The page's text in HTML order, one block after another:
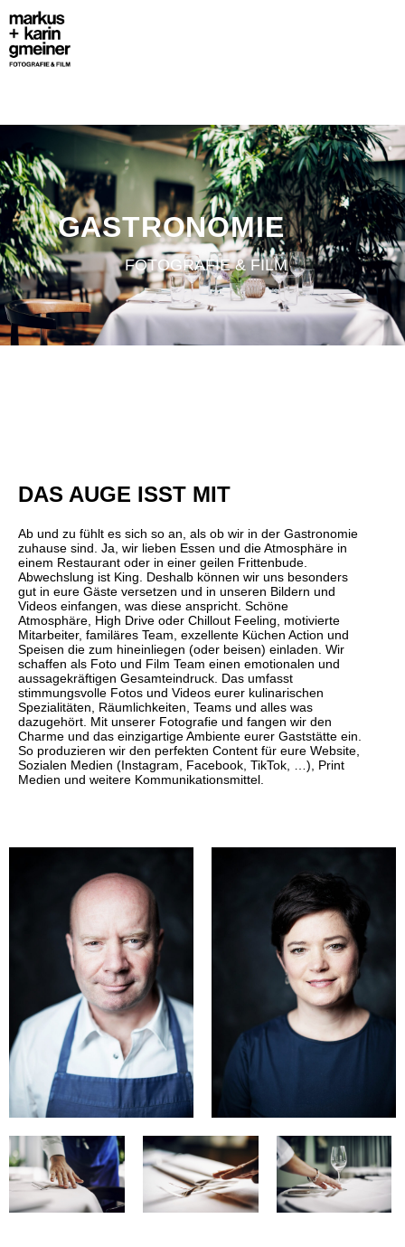
GASTRONOMIE
FOTOGRAFIE & FILM
DAS AUGE ISST MIT
Ab und zu fühlt es sich so an, als ob wir in der Gastronomie
zuhause sind. Ja, wir lieben Essen und die Atmosphäre in
einem Restaurant oder in einer geilen Frittenbude.
Abwechslung ist King. Deshalb können wir uns besonders
gut in eure Gäste versetzen und in unseren Bildern und
Videos einfangen, was diese anspricht. Schöne
Atmosphäre, High Drive oder Chillout Feeling, motivierte
Mitarbeiter, familäres Team, exzellente Küchen Action und
Speisen die zum hineinliegen (oder beisen) einladen. Wir
schaffen als Foto und Film Team einen emotionalen und
aussagekräftigen Gesamteindruck. Das umfasst
stimmungsvolle Fotos und Videos eurer kulinarischen
Spezialitäten, Räumlichkeiten, Teams und alles was
dazugehört. Mit unserer Fotografie und fangen wir den
Charme und das einzigartige Ambiente eurer Gaststätte ein.
So produzieren wir den perfekten Content für eure Website,
Sozialen Medien (Instagram, Facebook, TikTok, …), Print
Medien und weitere Kommunikationsmittel.